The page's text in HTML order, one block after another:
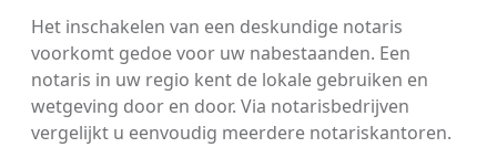
Het inschakelen van een deskundige notaris
voorkomt gedoe voor uw nabestaanden. Een
notaris in uw regio kent de lokale gebruiken en
wetgeving door en door. Via notarisbedrijven
vergelijkt u eenvoudig meerdere notariskantoren.